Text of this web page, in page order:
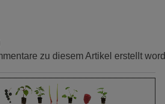
zu diesem Artikel erstellt